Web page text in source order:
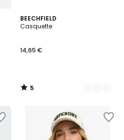
BEECHFIELD
Casquette
14,65 €
5
/
2
Couleurs
5
/